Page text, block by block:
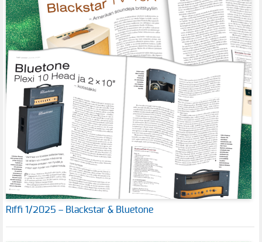
Riffi 1/2025 – Blackstar & Bluetone